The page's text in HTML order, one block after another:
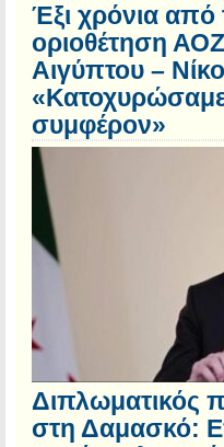
Έξι χρόνια από
οριοθέτηση
Αιγύπτου –
«Κατοχυρώσαμε
συμφέρον»
Διπλωματικός
στη Δαμασκό: